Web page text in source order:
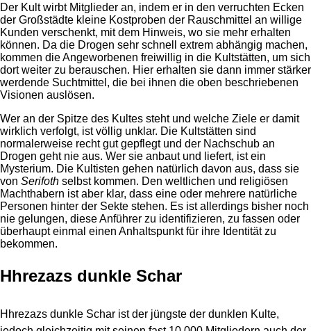
Der Kult wirbt Mitglieder an, indem er in den verruchten Ecken
der Großstädte kleine Kostproben der Rauschmittel an willige
Kunden verschenkt, mit dem Hinweis, wo sie mehr erhalten
können. Da die Drogen sehr schnell extrem abhängig machen,
kommen die Angeworbenen freiwillig in die Kultstätten, um sich
dort weiter zu berauschen. Hier erhalten sie dann immer stärker
werdende Suchtmittel, die bei ihnen die oben beschriebenen
Visionen auslösen.
Wer an der Spitze des Kultes steht und welche Ziele er damit
wirklich verfolgt, ist völlig unklar. Die Kultstätten sind
normalerweise recht gut gepflegt und der Nachschub an
Drogen geht nie aus. Wer sie anbaut und liefert, ist ein
Mysterium. Die Kultisten gehen natürlich davon aus, dass sie
von Serifoth selbst kommen. Den weltlichen und religiösen
Machthabern ist aber klar, dass eine oder mehrere natürliche
Personen hinter der Sekte stehen. Es ist allerdings bisher noch
nie gelungen, diese Anführer zu identifizieren, zu fassen oder
überhaupt einmal einen Anhaltspunkt für ihre Identität zu
bekommen.
Hhrezazs dunkle Schar
Hhrezazs dunkle Schar ist der jüngste der dunklen Kulte,